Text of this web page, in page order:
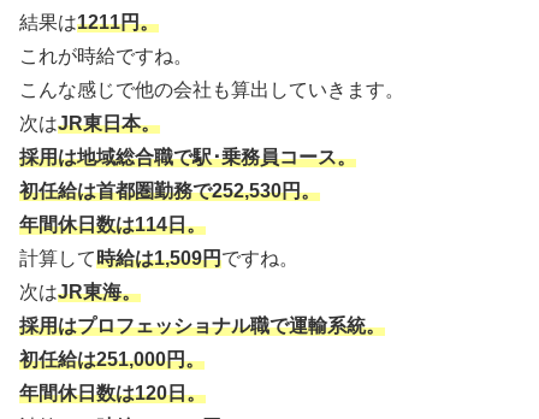
結果は1211円。
これが時給ですね。
こんな感じで他の会社も算出していきます。
次はJR東日本。
採用は地域総合職で駅･乗務員コース。
初任給は首都圏勤務で252,530円。
年間休日数は114日。
計算して時給は1,509円ですね。
次はJR東海。
採用はプロフェッショナル職で運輸系統。
初任給は251,000円。
年間休日数は120日。